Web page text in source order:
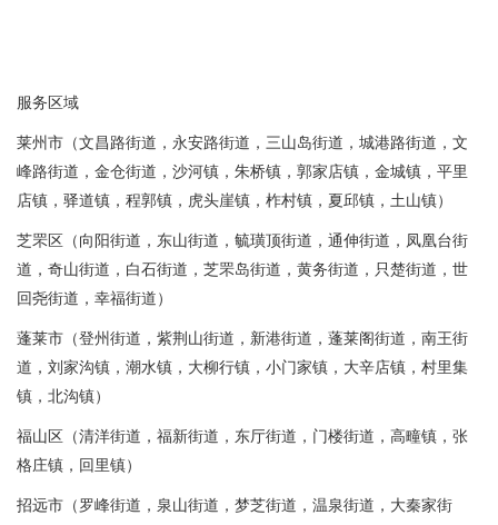
服务区域
莱州市（文昌路街道，永安路街道，三山岛街道，城港路街道，文
峰路街道，金仓街道，沙河镇，朱桥镇，郭家店镇，金城镇，平里
店镇，驿道镇，程郭镇，虎头崖镇，柞村镇，夏邱镇，土山镇）
芝罘区（向阳街道，东山街道，毓璜顶街道，通伸街道，凤凰台街
道，奇山街道，白石街道，芝罘岛街道，黄务街道，只楚街道，世
回尧街道，幸福街道）
蓬莱市（登州街道，紫荆山街道，新港街道，蓬莱阁街道，南王街
道，刘家沟镇，潮水镇，大柳行镇，小门家镇，大辛店镇，村里集
镇，北沟镇）
福山区（清洋街道，福新街道，东厅街道，门楼街道，高疃镇，张
格庄镇，回里镇）
招远市（罗峰街道，泉山街道，梦芝街道，温泉街道，大秦家街